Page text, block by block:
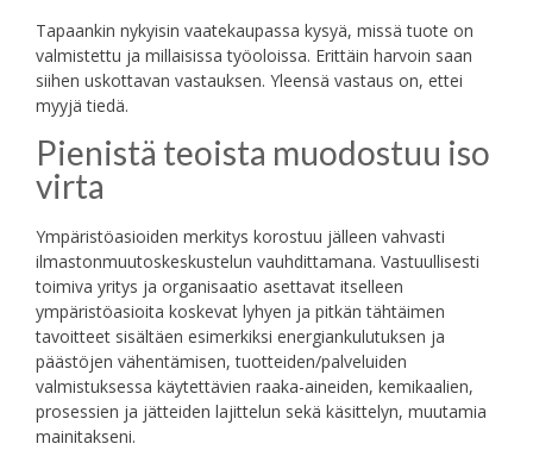
Tapaankin nykyisin vaatekaupassa kysyä, missä tuote on
valmistettu ja millaisissa työoloissa. Erittäin harvoin saan
siihen uskottavan vastauksen. Yleensä vastaus on, ettei
myyjä tiedä.
Pienistä teoista muodostuu iso
virta
Ympäristöasioiden merkitys korostuu jälleen vahvasti
ilmastonmuutoskeskustelun vauhdittamana. Vastuullisesti
toimiva yritys ja organisaatio asettavat itselleen
ympäristöasioita koskevat lyhyen ja pitkän tähtäimen
tavoitteet sisältäen esimerkiksi energiankulutuksen ja
päästöjen vähentämisen, tuotteiden/palveluiden
valmistuksessa käytettävien raaka-aineiden, kemikaalien,
prosessien ja jätteiden lajittelun sekä käsittelyn, muutamia
mainitakseni.